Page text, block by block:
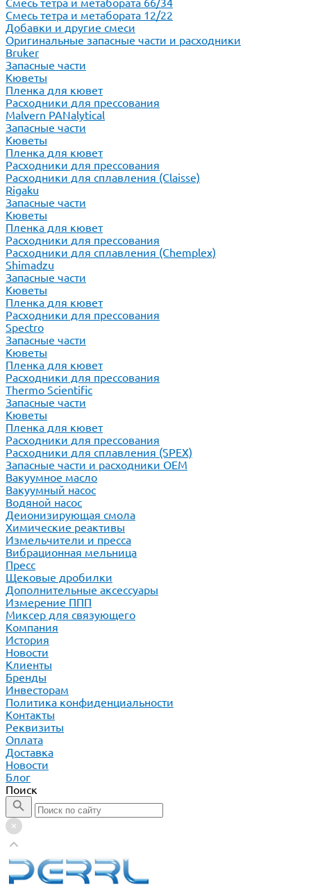
Смесь тетра и метабората 66/34
Смесь тетра и метабората 12/22
Добавки и другие смеси
Оригинальные запасные части и расходники
Bruker
Запасные части
Кюветы
Пленка для кювет
Расходники для прессования
Malvern PANalytical
Запасные части
Кюветы
Пленка для кювет
Расходники для прессования
Расходники для сплавления (Claisse)
Rigaku
Запасные части
Кюветы
Пленка для кювет
Расходники для прессования
Расходники для сплавления (Chemplex)
Shimadzu
Запасные части
Кюветы
Пленка для кювет
Расходники для прессования
Spectro
Запасные части
Кюветы
Пленка для кювет
Расходники для прессования
Thermo Scientific
Запасные части
Кюветы
Пленка для кювет
Расходники для прессования
Расходники для сплавления (SPEX)
Запасные части и расходники ОЕМ
Вакуумное масло
Вакуумный насос
Водяной насос
Деионизирующая смола
Химические реактивы
Измельчители и пресса
Вибрационная мельница
Пресс
Щековые дробилки
Дополнительные аксессуары
Измерение ППП
Миксер для связующего
Компания
История
Новости
Клиенты
Бренды
Инвесторам
Политика конфиденциальности
Контакты
Реквизиты
Оплата
Доставка
Новости
Блог
Поиск